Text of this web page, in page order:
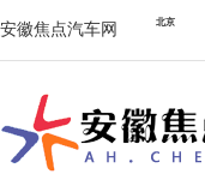
安徽焦点汽车网